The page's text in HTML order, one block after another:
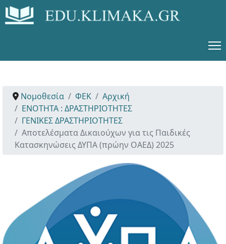
Νομοθεσία ΦΕΚ
Αρχική
ΕΝΟΤΗΤΑ : ΔΡΑΣΤΗΡΙΟΤΗΤΕΣ
ΓΕΝΙΚΕΣ ΔΡΑΣΤΗΡΙΟΤΗΤΕΣ
Αποτελέσματα Δικαιούχων για τις Παιδικές
Κατασκηνώσεις ΔΥΠΑ (πρώην ΟΑΕΔ) 2025